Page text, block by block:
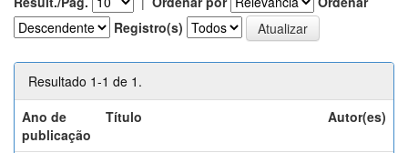
Registro(s)
Resultado 1-1 de 1.
Ano de
publicação
Título Autor(es)